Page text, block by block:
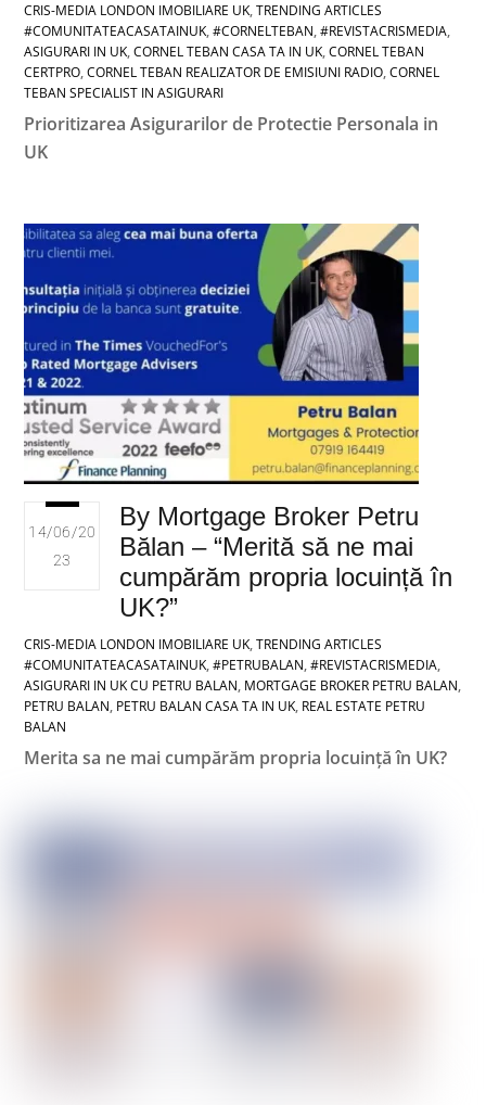
CRIS-MEDIA LONDON IMOBILIARE UK,TRENDING ARTICLES
#COMUNITATEACASATAINUK,#CORNELTEBAN,#REVISTACRISMEDIA,
ASIGURARI IN UK,CORNEL TEBAN CASA TA IN UK,CORNEL TEBAN
CERTPRO,CORNEL TEBAN REALIZATOR DE EMISIUNI RADIO,CORNEL
TEBAN SPECIALIST IN ASIGURARI
Prioritizarea Asigurarilor de Protectie Personala in
UK
14/06/20
23
By Mortgage Broker Petru
Bălan – “Merită să ne mai
cumpărăm propria locuință în
UK?”
CRIS-MEDIA LONDON IMOBILIARE UK,TRENDING ARTICLES
#COMUNITATEACASATAINUK,#PETRUBALAN,#REVISTACRISMEDIA,
ASIGURARI IN UK CU PETRU BALAN, MORTGAGE BROKER PETRU BALAN,
PETRU BALAN, PETRU BALAN CASA TA IN UK, REAL ESTATE PETRU
BALAN
Merita sa ne mai cumpărăm propria locuință în UK?